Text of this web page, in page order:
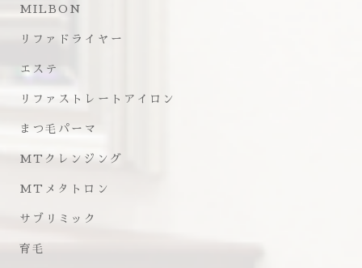
MILBON
リファドライヤー
エステ
リファストレートアイロン
まつ毛パーマ
MTクレンジング
MTメタトロン
サブリミック
育毛